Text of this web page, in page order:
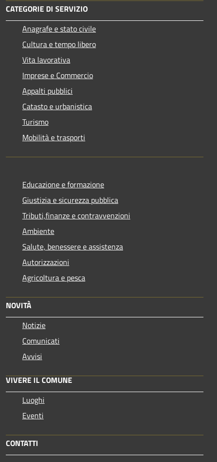
CATEGORIE DI SERVIZIO
Anagrafe e stato civile
Cultura e tempo libero
Vita lavorativa
Imprese e Commercio
Appalti pubblici
Catasto e urbanistica
Turismo
Mobilità e trasporti
Educazione e formazione
Giustizia e sicurezza pubblica
Tributi,finanze e contravvenzioni
Ambiente
Salute, benessere e assistenza
Autorizzazioni
Agricoltura e pesca
NOVITÀ
Notizie
Comunicati
Avvisi
VIVERE IL COMUNE
Luoghi
Eventi
CONTATTI